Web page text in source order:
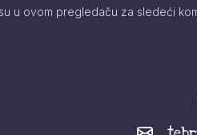
u ovom pregledaču za sledeći